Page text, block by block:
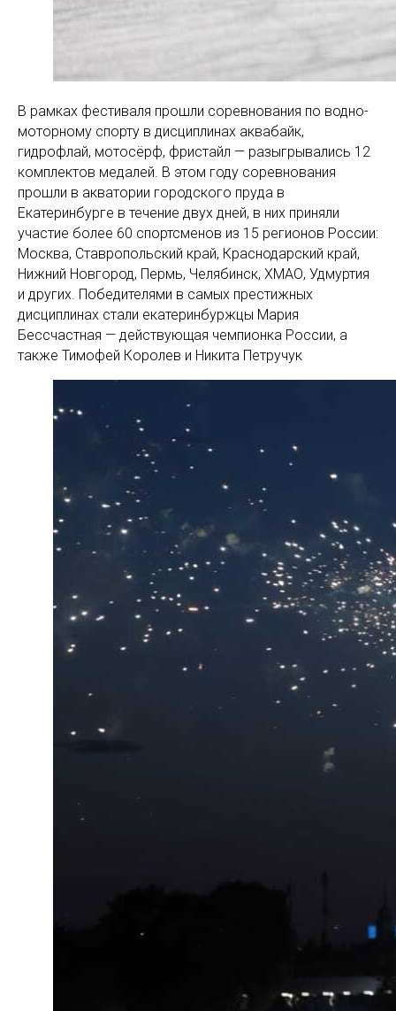
В рамках фестиваля прошли соревнования по водно-
моторному спорту в дисциплинах аквабайк,
гидрофлай, мотосёрф, фристайл — разыгрывались 12
комплектов медалей. В этом году соревнования
прошли в акватории городского пруда в
Екатеринбурге в течение двух дней, в них приняли
участие более 60 спортсменов из 15 регионов России:
Москва, Ставропольский край, Краснодарский край,
Нижний Новгород, Пермь, Челябинск, ХМАО, Удмуртия
и других. Победителями в самых престижных
дисциплинах стали екатеринбуржцы Мария
Бессчастная — действующая чемпионка России, а
также Тимофей Королев и Никита Петручук